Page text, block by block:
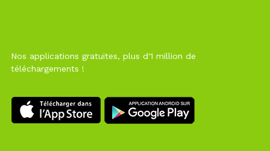
Nos applications gratuites, plus d'1 million de
téléchargements !